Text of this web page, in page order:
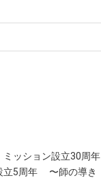
ッション設立30周年
立5周年 〜師の導き